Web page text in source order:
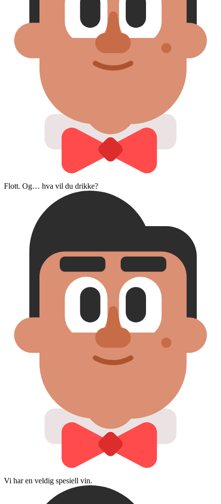
Flott. Og… hva vil du drikke?
Vi har en veldig spesiell vin.